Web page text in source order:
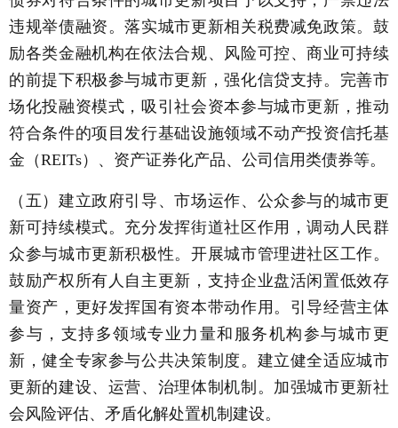
违规举债融资。落实城市更新相关税费减免政策。鼓
励各类金融机构在依法合规、风险可控、商业可持续
的前提下积极参与城市更新，强化信贷支持。完善市
场化投融资模式，吸引社会资本参与城市更新，推动
符合条件的项目发行基础设施领域不动产投资信托基
金（REITs）、资产证券化产品、公司信用类债券等。
（五）建立政府引导、市场运作、公众参与的城市更
新可持续模式。充分发挥街道社区作用，调动人民群
众参与城市更新积极性。开展城市管理进社区工作。
鼓励产权所有人自主更新，支持企业盘活闲置低效存
量资产，更好发挥国有资本带动作用。引导经营主体
参与，支持多领域专业力量和服务机构参与城市更
新，健全专家参与公共决策制度。建立健全适应城市
更新的建设、运营、治理体制机制。加强城市更新社
会风险评估、矛盾化解处置机制建设。